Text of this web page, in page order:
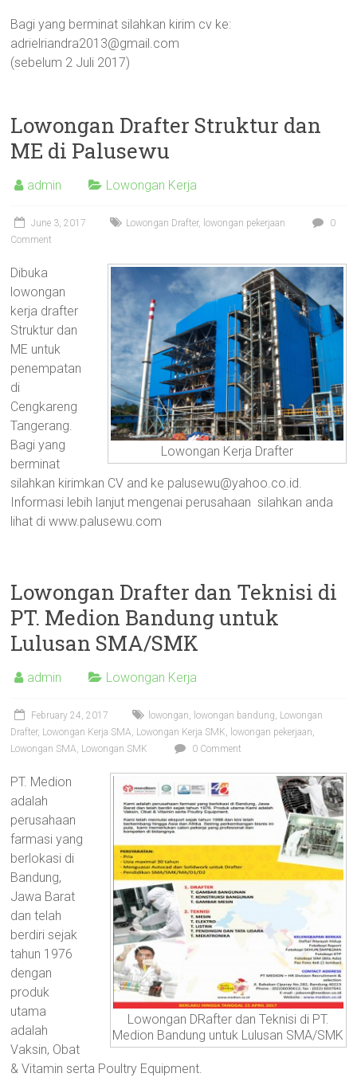
Depok,
Bekasi,
Kediri
Bagi yang berminat silahkan kirim cv ke:
adrielriandra2013@gmail.com
(sebelum 2 Juli 2017)
Lowongan Drafter Struktur dan
ME di Palusewu
admin Lowongan Kerja
June 3, 2017 Lowongan Drafter, lowongan pekerjaan
0
Comment
Lowongan Kerja Drafter
Dibuka
lowongan
kerja drafter
Struktur dan
ME untuk
penempatan
di
Cengkareng
Tangerang.
Bagi yang
berminat
silahkan kirimkan CV and ke palusewu@yahoo.co.id.
Informasi lebih lanjut mengenai perusahaan silahkan anda
lihat di www.palusewu.com
Lowongan Drafter dan Teknisi di
PT. Medion Bandung untuk
Lulusan SMA/SMK
admin Lowongan Kerja
February 24, 2017 lowongan, lowongan bandung, Lowongan
Drafter, Lowongan Kerja SMA, Lowongan Kerja SMK, lowongan pekerjaan,
Lowongan SMA, Lowongan SMK 0 Comment
Lowongan DRafter dan Teknisi di PT.
Medion Bandung untuk Lulusan SMA/SMK
PT. Medion
adalah
perusahaan
farmasi yang
berlokasi di
Bandung,
Jawa Barat
dan telah
berdiri sejak
tahun 1976
dengan
produk
utama
adalah
Vaksin, Obat
& Vitamin serta Poultry Equipment.